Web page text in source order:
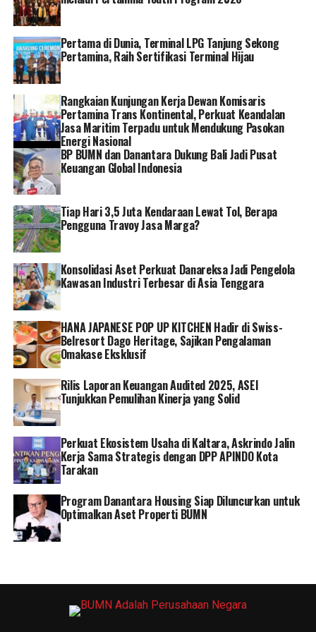
disebabkan oleh kegiatan bisnis. Ini membantu
besar yang bisa timbul akibat tuntutan hukum,” tambah
Budhi.
Sementara itu, PT Bahana Security Sistem (BSS) sebagai
pengelola parkir yang beroperasi di banyak lokasi di
Kota Makassar, berkewajiban memberikan rasa aman
menyeluruh kepada pelanggan. Kerja sama dengan
Askrindo memastikan bahwa setiap risiko yang mungkin
terjadi telah diantisipasi secara profesional.
Kerja sama ini mencerminkan langkah strategis kedua
belah pihak dalam membangun ekosistem bisnis yang
aman, bertanggung jawab, dan berkelanjutan, serta
memperkuat peran BUMN dalam memberikan nilai
tambah bagi masyarakat dan perekonomian nasional.
Pertama di Dunia, Terminal LPG Tanjung Sekong
Pertamina, Raih Sertifikasi Terminal Hijau
Rangkaian Kunjungan Kerja Dewan Komisaris
Pertamina Trans Kontinental, Perkuat Keandalan
Jasa Maritim Terpadu untuk Mendukung Pasokan
Energi Nasional
BP BUMN dan Danantara Dukung Bali Jadi Pusat
Keuangan Global Indonesia
Tiap Hari 3,5 Juta Kendaraan Lewat Tol, Berapa
Pengguna Travoy Jasa Marga?
Konsolidasi Aset Perkuat Danareksa Jadi Pengelola
Kawasan Industri Terbesar di Asia Tenggara
HANA JAPANESE POP UP KITCHEN Hadir di Swiss-
Belresort Dago Heritage, Sajikan Pengalaman
Omakase Eksklusif
Rilis Laporan Keuangan Audited 2025, ASEI
Tunjukkan Pemulihan Kinerja yang Solid
Perkuat Ekosistem Usaha di Kaltara, Askrindo Jalin
Kerja Sama Strategis dengan DPP APINDO Kota
Tarakan
Program Danantara Housing Siap Diluncurkan untuk
Optimalkan Aset Properti BUMN